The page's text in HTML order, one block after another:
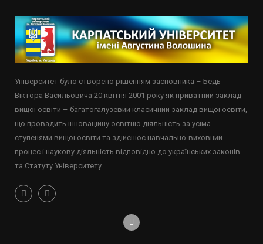
Університет було створено рішенням засновника – Бедь
Віктора Васильовича 20 квітня 2001 року як приватний заклад
вищої освіти – багатогалузевий класичний заклад вищої освіти,
що провадить інноваційну освітню діяльність за усіма
ступенями вищої освіти та здійснює навчально-виховний
процес і наукову діяльність відповідно до українських законів
та Статуту Університету.